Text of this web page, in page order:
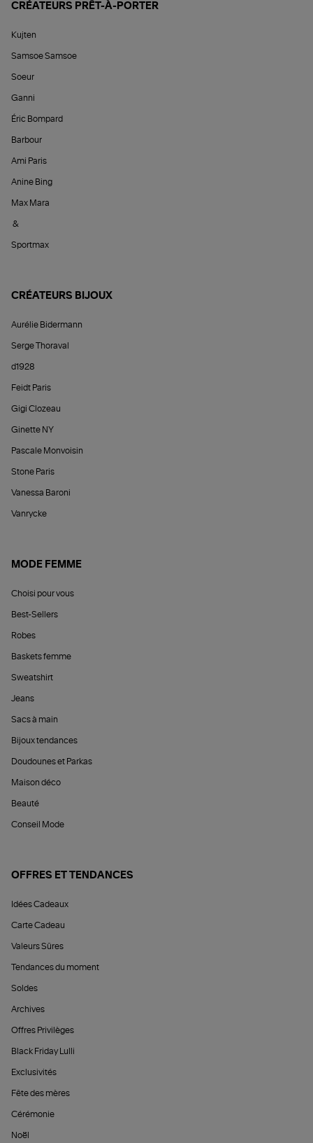
CRÉATEURS PRÊT-À-PORTER
Kujten
Samsoe Samsoe
Soeur
Ganni
Éric Bompard
Barbour
Ami Paris
Anine Bing
Max Mara
&
Sportmax
CRÉATEURS BIJOUX
Aurélie Bidermann
Serge Thoraval
d1928
Feidt Paris
Gigi Clozeau
Ginette NY
Pascale Monvoisin
Stone Paris
Vanessa Baroni
Vanrycke
MODE FEMME
Choisi pour vous
Best-Sellers
Robes
Baskets femme
Sweatshirt
Jeans
Sacs à main
Bijoux tendances
Doudounes et Parkas
Maison déco
Beauté
Conseil Mode
OFFRES ET TENDANCES
Idées Cadeaux
Carte Cadeau
Valeurs Sûres
Tendances du moment
Soldes
Archives
Offres Privilèges
Black Friday Lulli
Exclusivités
Fête des mères
Cérémonie
Noël